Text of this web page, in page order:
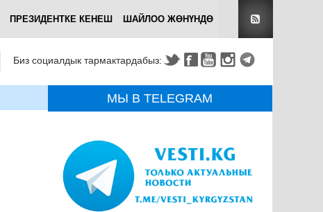
ПРЕЗИДЕНТКЕ КЕНЕШ ШАЙЛОО ЖӨНҮНДӨ
Биз социалдык тармактардабыз:
МЫ В TELEGRAM